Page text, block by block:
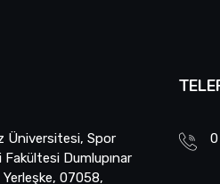
Üniversitesi, Spor
Fakültesi Dumlupınar
Yerleşke, 07058,